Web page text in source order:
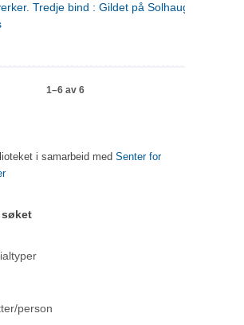
Tredje bind : Gildet på Solhaug ; Olaf
1–6 av 6
i samarbeid med Senter for
person